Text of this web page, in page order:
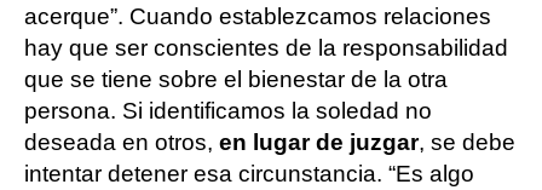
acerque”. Cuando establezcamos relaciones
hay que ser conscientes de la responsabilidad
que se tiene sobre el bienestar de la otra
persona. Si identificamos la soledad no
deseada en otros, en lugar de juzgar, se debe
intentar detener esa circunstancia. “Es algo